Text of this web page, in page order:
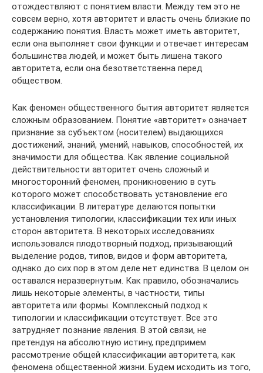
отождествляют с понятием власти. Между тем это не
совсем верно, хотя авторитет и власть очень близкие по
содержанию понятия. Власть может иметь авторитет,
если она выполняет свои функции и отвечает интересам
большинства людей, и может быть лишена такого
авторитета, если она безответственна перед
обществом.
Как феномен общественного бытия авторитет является
сложным образованием. Понятие «авторитет» означает
признание за субъектом (носителем) выдающихся
достижений, знаний, умений, навыков, способностей, их
значимости для общества. Как явление социальной
действительности авторитет очень сложный и
многосторонний феномен, проникновению в суть
которого может способствовать установление его
классификации. В литературе делаются попытки
установления типологии, классификации тех или иных
сторон авторитета. В некоторых исследованиях
использовался плодотворный подход, призывающий
выделение родов, типов, видов и форм авторитета,
однако до сих пор в этом деле нет единства. В целом он
оставался неразвернутым. Как правило, обозначались
лишь некоторые элементы, в частности, типы
авторитета или формы. Комплексный подход к
типологии и классификации отсутствует. Все это
затрудняет познание явления. В этой связи, не
претендуя на абсолютную истину, предпримем
рассмотрение общей классификации авторитета, как
феномена общественной жизни. Будем исходить из того,